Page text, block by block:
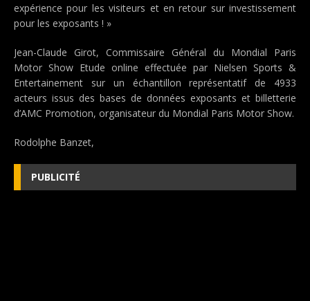
expérience pour les visiteurs et en retour sur investissement
pour les exposants ! »
Jean-Claude Girot, Commissaire Général du Mondial Paris
Motor Show Etude online effectuée par Nielsen Sports &
Entertainement sur un échantillon représentatif de 4933
acteurs issus des bases de données exposants et billetterie
d’AMC Promotion, organisateur du Mondial Paris Motor Show.
Rodolphe Banzet,
PUBLICITÉ